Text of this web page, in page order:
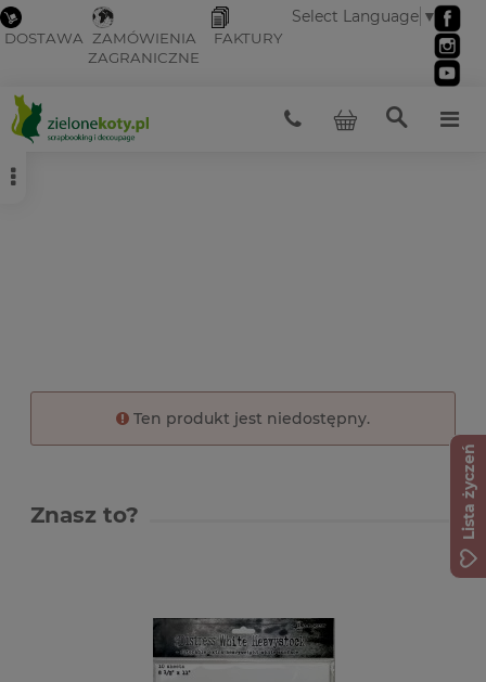
DOSTAWA ZAMÓWIENIA
ZAGRANICZNE
FAKTURY
Select Language ▼
Ten produkt jest niedostępny.
Znasz to? Lista życzeń